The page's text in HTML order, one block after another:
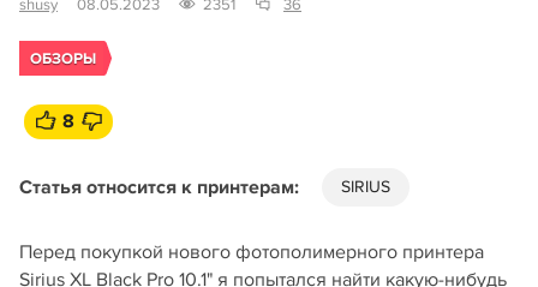
shusy 08.05.2023 2351 36
ОБЗОРЫ
8
Статья относится к принтерам: SIRIUS
Перед покупкой нового фотополимерного принтера
Sirius XL Black Pro 10.1" я попытался найти какую-нибудь